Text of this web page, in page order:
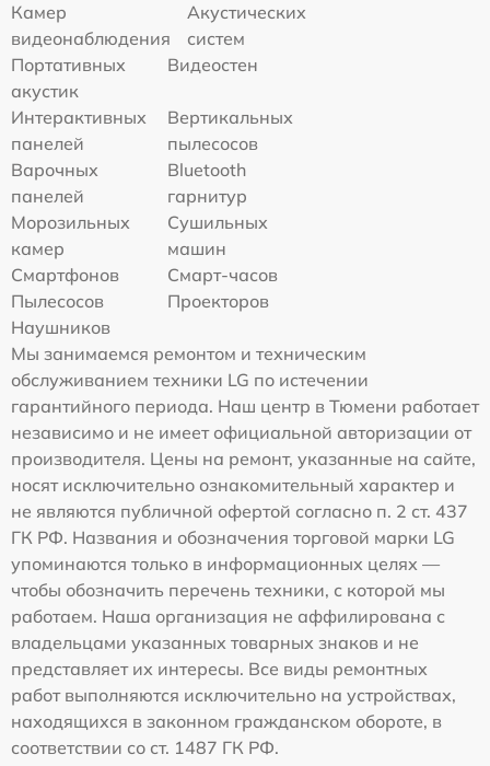
Камер
видеонаблюдения
Акустических
систем
Портативных
акустик
Видеостен
Интерактивных
панелей
Вертикальных
пылесосов
Варочных
панелей
Bluetooth
гарнитур
Морозильных
камер
Сушильных
машин
Смартфонов
Смарт-часов
Пылесосов
Проекторов
Наушников
Мы занимаемся ремонтом и техническим
обслуживанием техники LG по истечении
гарантийного периода. Наш центр в Тюмени работает
независимо и не имеет официальной авторизации от
производителя. Цены на ремонт, указанные на сайте,
носят исключительно ознакомительный характер и
не являются публичной офертой согласно п. 2 ст. 437
ГК РФ. Названия и обозначения торговой марки LG
упоминаются только в информационных целях —
чтобы обозначить перечень техники, с которой мы
работаем. Наша организация не аффилирована с
владельцами указанных товарных знаков и не
представляет их интересы. Все виды ремонтных
работ выполняются исключительно на устройствах,
находящихся в законном гражданском обороте, в
соответствии со ст. 1487 ГК РФ.